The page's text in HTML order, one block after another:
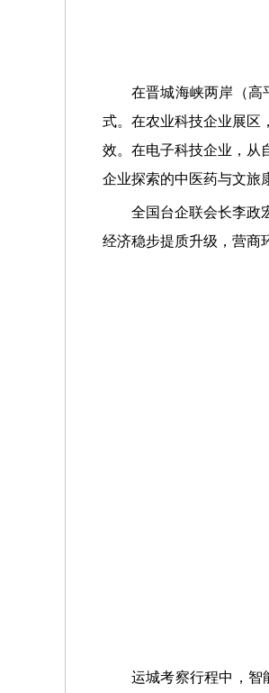
在晋城海峡两岸（高
式。在农业科技企业展区
效。在电子科技企业，从
企业探索的中医药与文旅
全国台企联会长李政
经济稳步提质升级，营商
运城考察行程中，智